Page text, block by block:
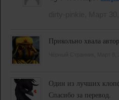
Прикольно хвала
Один из лучших
Спасибо за перевод.